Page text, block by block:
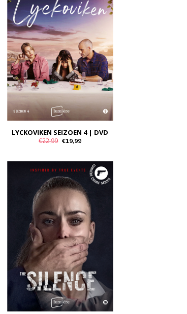
LYCKOVIKEN SEIZOEN 4 | DVD
€22,99 €19,99